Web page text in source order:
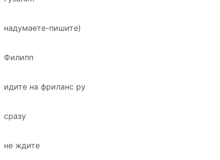
надумаете-пишите)
Филипп
идите на фриланс ру
сразу
не ждите